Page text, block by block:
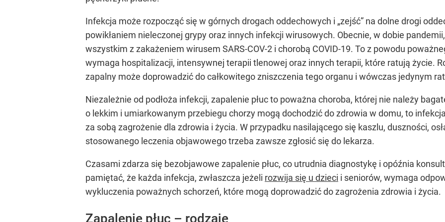
Infekcja może rozpocząć się w górnych drogach oddechowych i „zejść” na dolne drogi
powikłaniem nieleczonej grypy oraz innych infekcji wirusowych. Obecnie, w dobie
wszystkim z zakażeniem wirusem SARS-COV-2 i chorobą COVID-19. To z powodu
wymaga hospitalizacji, intensywnej terapii tlenowej oraz innych terapii, które ratują życie.
zapalny może doprowadzić do całkowitego zniszczenia tego organu i wówczas jedynym
Niezależnie od podłoża infekcji, zapalenie płuc to poważna choroba, której nie należy
o lekkim i umiarkowanym przebiegu chorzy mogą dochodzić do zdrowia w domu, to
za sobą zagrożenie dla zdrowia i życia. W przypadku nasilającego się kaszlu, duszności,
stosowanego leczenia objawowego trzeba zawsze zgłosić się do lekarza.
Czasami zdarza się bezobjawowe zapalenie płuc, co utrudnia diagnostykę i opóźnia
pamiętać, że każda infekcja, zwłaszcza jeżeli rozwija się u dzieci i seniorów, wymaga
wykluczenia poważnych schorzeń, które mogą doprowadzić do zagrożenia zdrowia i życia.
Zapalenie płuc – rodzaje